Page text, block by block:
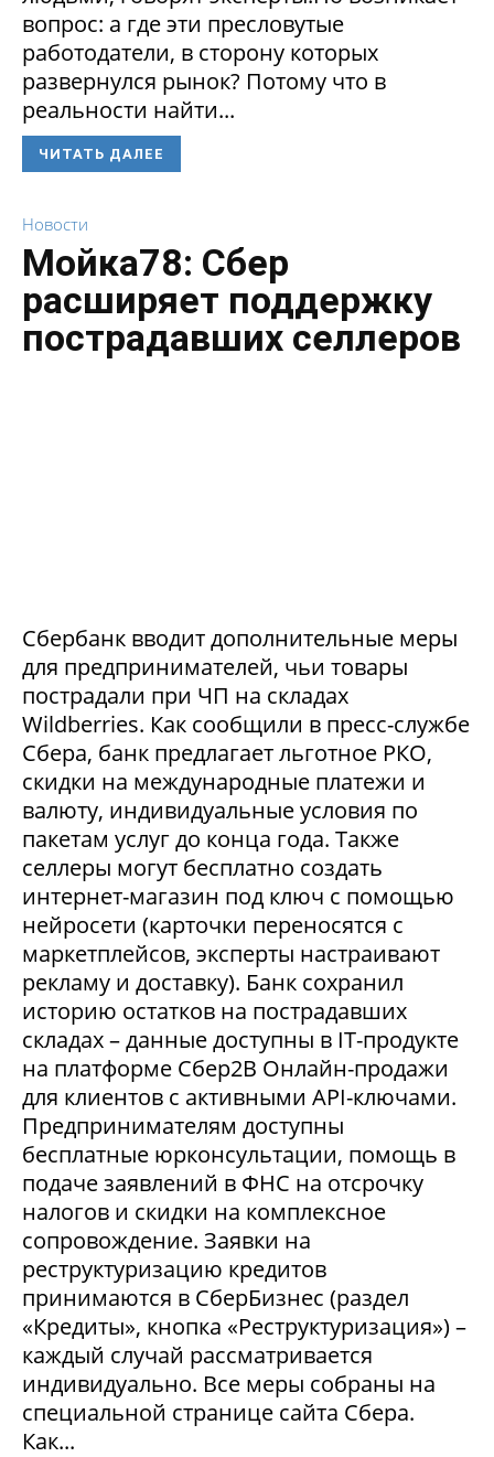
вопрос: а где эти пресловутые
работодатели, в сторону которых
развернулся рынок? Потому что в
реальности найти...
ЧИТАТЬ ДАЛЕЕ
Новости
Мойка78: Сбер
расширяет поддержку
пострадавших селлеров
Сбербанк вводит дополнительные меры
для предпринимателей, чьи товары
пострадали при ЧП на складах
Wildberries. Как сообщили в пресс-службе
Сбера, банк предлагает льготное РКО,
скидки на международные платежи и
валюту, индивидуальные условия по
пакетам услуг до конца года. Также
селлеры могут бесплатно создать
интернет-магазин под ключ с помощью
нейросети (карточки переносятся с
маркетплейсов, эксперты настраивают
рекламу и доставку). Банк сохранил
историю остатков на пострадавших
складах – данные доступны в IT-продукте
на платформе Сбер2В Онлайн-продажи
для клиентов с активными API-ключами.
Предпринимателям доступны
бесплатные юрконсультации, помощь в
подаче заявлений в ФНС на отсрочку
налогов и скидки на комплексное
сопровождение. Заявки на
реструктуризацию кредитов
принимаются в СберБизнес (раздел
«Кредиты», кнопка «Реструктуризация») –
каждый случай рассматривается
индивидуально. Все меры собраны на
специальной странице сайта Сбера.
Как...